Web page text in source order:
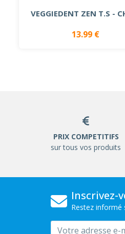
VEGGIEDENT ZEN T.S -
13.99 €
PRIX COMPETITIFS
sur tous vos produits
Inscrivez-
Restez informé
Email